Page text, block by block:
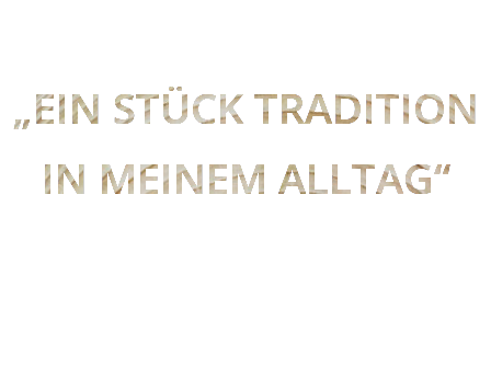
„EIN STÜCK TRADITION
IN MEINEM ALLTAG“